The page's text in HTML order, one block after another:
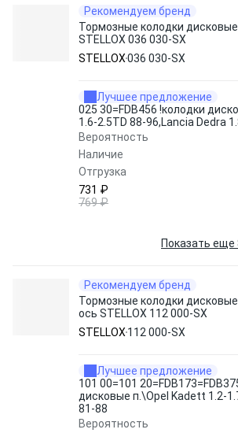
Рекомендуем бренд
Тормозные колодки
STELLOX 036 030-SX
STELLOX036 030-SX
Лучшее предложение
025 30=FDB456 !колодки
1.6-2.5TD 88-96,Lancia Dedra
Вероятность
Наличие
Отгрузка
731 ₽
769 ₽
Показать
Рекомендуем бренд
Тормозные колодки
ось STELLOX 112 000-SX
STELLOX 112 000-SX
Лучшее предложение
101 00=101
дисковые п.\Opel Kadett 1.2-
81-88
Вероятность